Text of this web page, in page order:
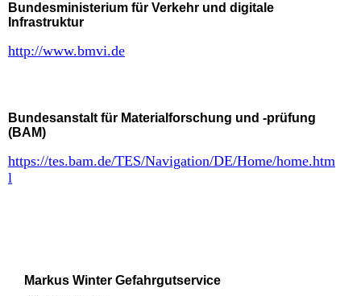
Bundesministerium für Verkehr und digitale
Infrastruktur
http://www.bmvi.de
Bundesanstalt für Materialforschung und -prüfung
(BAM)
https://tes.bam.de/TES/Navigation/DE/Home/home.htm
l
Markus Winter Gefahrgutservice